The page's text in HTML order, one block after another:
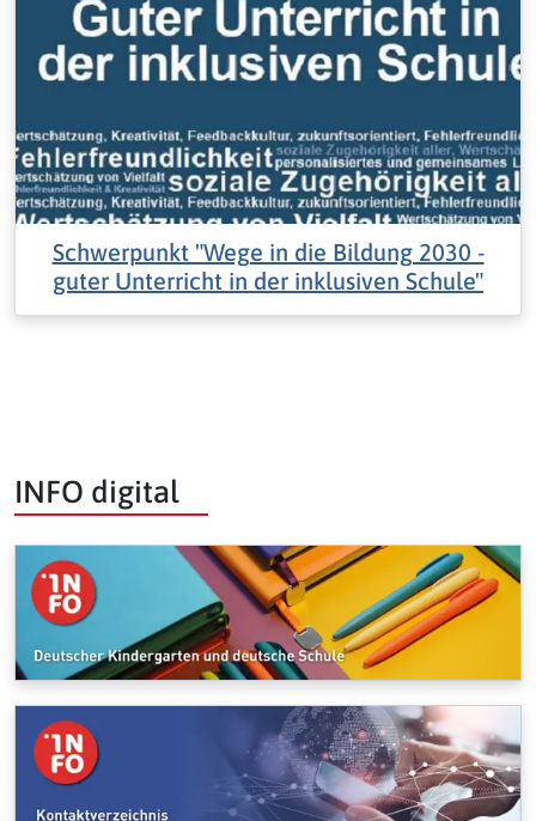
Schwerpunkt "Wege in die Bildung 2030 -
guter Unterricht in der inklusiven Schule"
INFO digital